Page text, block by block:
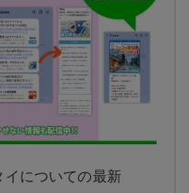
についての最新